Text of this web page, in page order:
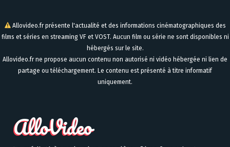
Allovideo.fr présente l'actualité et des informations cinématographiques des
films et séries en streaming VF et VOST. Aucun film ou série ne sont disponibles ni
hébergés sur le site.
Allovideo.fr ne propose aucun contenu non autorisé ni vidéo hébergée ni lien de
partage ou téléchargement. Le contenu est présenté à titre informatif
uniquement.